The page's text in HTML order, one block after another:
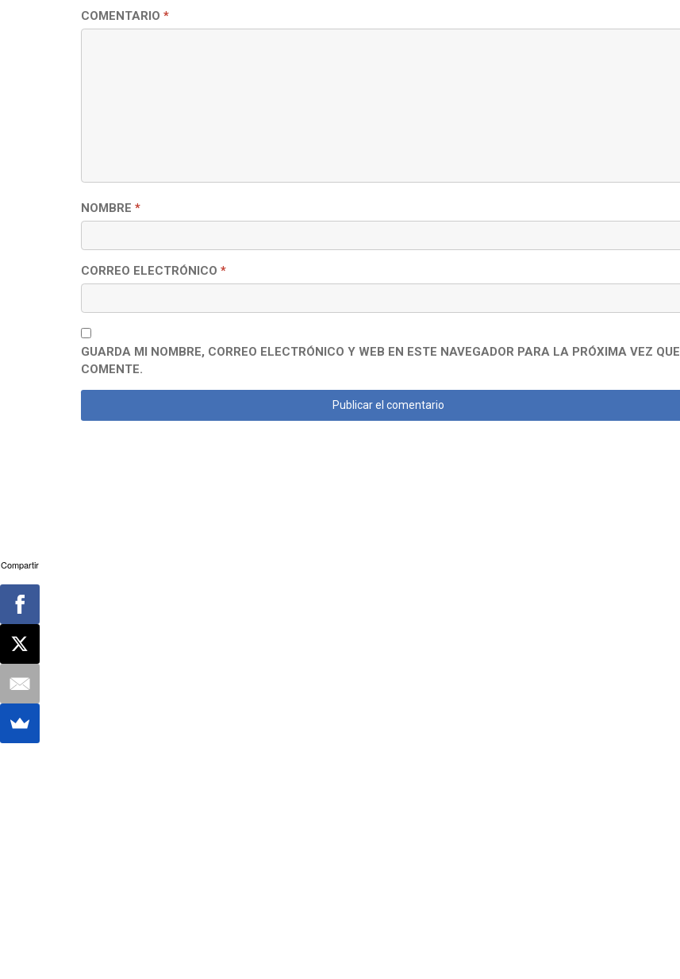
COMENTARIO *
NOMBRE *
CORREO ELECTRÓNICO *
GUARDA MI NOMBRE, CORREO ELECTRÓNICO Y WEB EN ESTE NAVEGADOR PARA LA PRÓXIMA VEZ QUE
COMENTE.
Compartir